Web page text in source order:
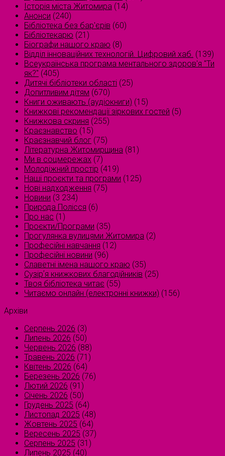
Історія міста Житомира (14)
Анонси (240)
Бібліотека без бар'єрів (60)
Бібліотекарю (21)
Біографи нашого краю (8)
Відділ інноваційних технологій. Цифровий хаб. (139)
Всеукраїнська програма ментального здоров'я "Ти
як?" (405)
Дитячі бібліотеки області (25)
Допитливим дітям (670)
Книги оживають (аудіокниги) (15)
Книжкові рекомендації зіркових гостей (5)
Книжкова скриня (255)
Краєзнавство (15)
Краєзнавчий блог (75)
Літературна Житомирщина (81)
Ми в соцмережах (7)
Молодіжний простір (419)
Наші проєкти та програми (125)
Нові надходження (75)
Новини (3 234)
Природа Полісся (6)
Про нас (1)
Проєкти/Програми (35)
Прогулянка вулицями Житомира (2)
Професійні навчання (12)
Професійні новини (96)
Славетні імена нашого краю (35)
Сузірʼя книжкових благодійників (25)
Твоя бібліотека читає (55)
Читаємо онлайн (електронні книжки) (156)
Архіви
Серпень 2026 (3)
Липень 2026 (50)
Червень 2026 (88)
Травень 2026 (71)
Квітень 2026 (64)
Березень 2026 (76)
Лютий 2026 (91)
Січень 2026 (50)
Грудень 2025 (64)
Листопад 2025 (48)
Жовтень 2025 (64)
Вересень 2025 (37)
Серпень 2025 (31)
Липень 2025 (40)